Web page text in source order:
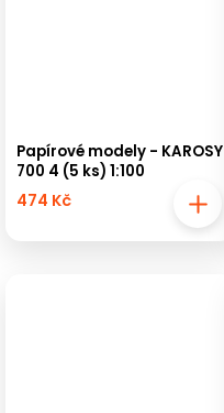
Papírové modely - KAROSY
700 4 (5 ks) 1:100
474 Kč